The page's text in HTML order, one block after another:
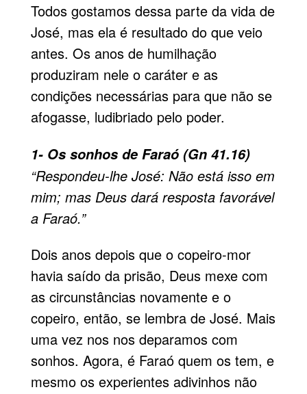
Todos gostamos dessa parte da vida de
José, mas ela é resultado do que veio
antes. Os anos de humilha­ção
produziram nele o caráter e as
condições necessárias para que não se
afogasse, ludibriado pelo poder.
1- Os sonhos de Faraó (Gn 41.16)
“Respondeu-lhe José: Não está isso em
mim; mas Deus dará resposta favorável
a Faraó.”
Dois anos depois que o copeiro-mor
havia saído da prisão, Deus mexe com
as circunstâncias novamente e o
copeiro, então, se lembra de José. Mais
uma vez nos nos deparamos com
sonhos. Agora, é Faraó quem os tem, e
mesmo os experientes adivinhos não